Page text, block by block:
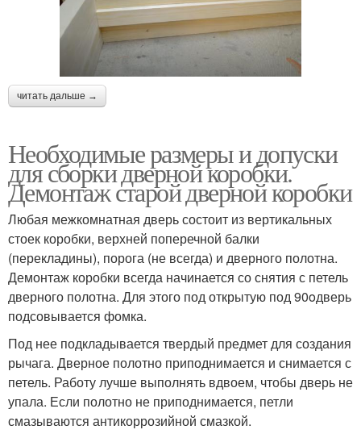
читать дальше →
Необходимые размеры и допуски
для сборки дверной коробки.
Демонтаж старой дверной коробки
Любая межкомнатная дверь состоит из вертикальных
стоек коробки, верхней поперечной балки
(перекладины), порога (не всегда) и дверного полотна.
Демонтаж коробки всегда начинается со снятия с петель
дверного полотна. Для этого под открытую под 90oдверь
подсовывается фомка.
Под нее подкладывается твердый предмет для создания
рычага. Дверное полотно приподнимается и снимается с
петель. Работу лучше выполнять вдвоем, чтобы дверь не
упала. Если полотно не приподнимается, петли
смазываются антикоррозийной смазкой.